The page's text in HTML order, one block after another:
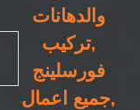
والدهانات
,تركيب
فورسلينج
,جميع اعمال